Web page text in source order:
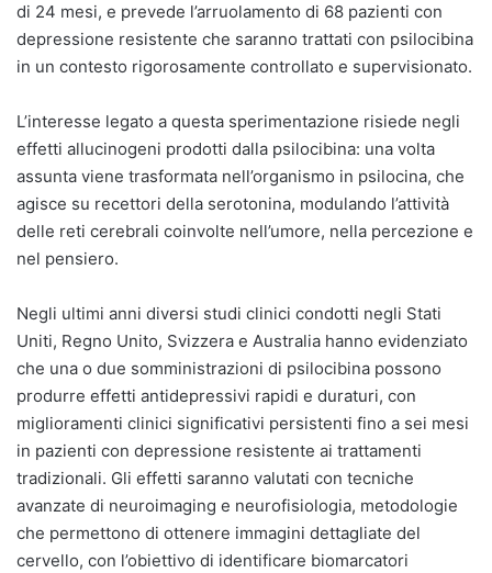
di 24 mesi, e prevede l’arruolamento di 68 pazienti con
depressione resistente che saranno trattati con psilocibina
in un contesto rigorosamente controllato e supervisionato.
L’interesse legato a questa sperimentazione risiede negli
effetti allucinogeni prodotti dalla psilocibina: una volta
assunta viene trasformata nell’organismo in psilocina, che
agisce su recettori della serotonina, modulando l’attività
delle reti cerebrali coinvolte nell’umore, nella percezione e
nel pensiero.
Negli ultimi anni diversi studi clinici condotti negli Stati
Uniti, Regno Unito, Svizzera e Australia hanno evidenziato
che una o due somministrazioni di psilocibina possono
produrre effetti antidepressivi rapidi e duraturi, con
miglioramenti clinici significativi persistenti fino a sei mesi
in pazienti con depressione resistente ai trattamenti
tradizionali. Gli effetti saranno valutati con tecniche
avanzate di neuroimaging e neurofisiologia, metodologie
che permettono di ottenere immagini dettagliate del
cervello, con l’obiettivo di identificare biomarcatori